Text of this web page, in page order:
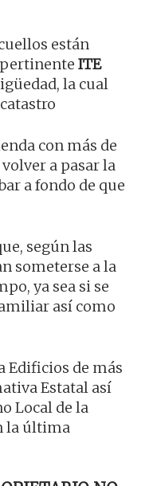
están
ITE
la cual
con más de
a pasar la
a fondo de que
según las
someterse a la
ya sea si se
así como
Edificios de más
Estatal así
Local de la
la última